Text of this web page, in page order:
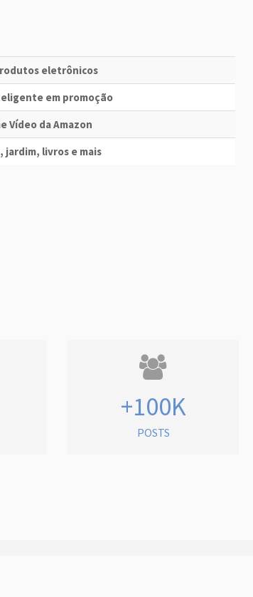
eletrônicos
em promoção
Vídeo da Amazon
jardim, livros e mais
+100K
POSTS